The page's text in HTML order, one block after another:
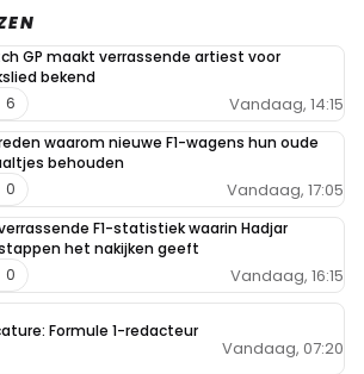
GP maakt verrassende artiest voor
bekend
Vandaag, 14:15
6
waarom nieuwe F1-wagens hun oude
behouden
Vandaag, 17:05
0
F1-statistiek waarin Hadjar
het nakijken geeft
Vandaag, 16:15
0
Formule 1-redacteur
Vandaag, 07:20